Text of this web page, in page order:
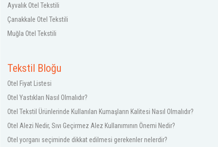
Ayvalık Otel Tekstili
Çanakkale Otel Tekstili
Muğla Otel Tekstili
Tekstil Bloğu
Otel Fiyat Listesi
Otel Yastıkları Nasıl Olmalıdır?
Otel Tekstil Ürünlerinde Kullanılan Kumaşların Kalitesi Nasıl Olmalıdır?
Otel Alezi Nedir, Sıvı Geçirmez Alez Kullanımının Önemi Nedir?
Otel yorganı seçiminde dikkat edilmesi gerekenler nelerdir?